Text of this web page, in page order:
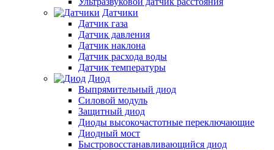
Датчики
Датчик газа
Датчик давления
Датчик наклона
Датчик расхода воды
Датчик температуры
Диод
Выпрямительный диод
Силовой модуль
Защитный диод
Диоды высокочастотные переключающие
Диодный мост
Быстровосстанавливающийся диод